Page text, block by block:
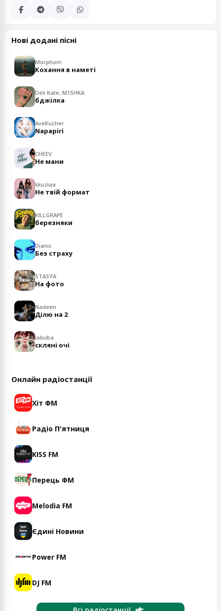
Нові додані пісні
Morphom
Кохання в наметі
Deli Kate, M1SHKA
бджілка
AveKucher
Napapiri
CHEEV
Не мани
kkuziaa
Не твій формат
KILLGRAPE
березняки
Dianic
Без страху
STASYA
На фото
Nadeen
Ділю на 2
labuba
скляні очі
Онлайн радіостанції
Хіт ФМ
Радіо П'ятниця
KISS FM
Перець ФМ
Melodia FM
Єдині Новини
Power FM
DJ FM